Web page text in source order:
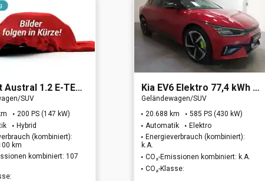
Austral 1.2 E-TECH Hybrid 200
SUV
200 PS (147 kW)
Hybrid
(kombiniert):
km
kombiniert: 107
Kia EV6 Elektro 77,4 kWh GT 4WD
Geländewagen/SUV
20.688 km
585 PS (430 kW)
Automatik
Elektro
Energieverbrauch (kombiniert):
k.A.
CO₂-Emissionen kombiniert: k.A.
CO₂-Klasse: